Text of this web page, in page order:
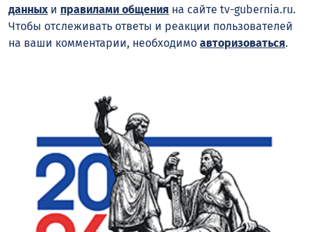
данныхи правилами общения на сайте tv-gubernia.ru.
Чтобы отслеживать ответы и реакции пользователей
на ваши комментарии, необходимо авторизоваться.